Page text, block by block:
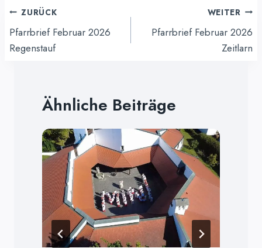
Beitragsnavigation
ZURÜCK
Pfarrbrief Februar 2026
Regenstauf
WEITER
Pfarrbrief Februar 2026
Zeitlarn
Ähnliche Beiträge